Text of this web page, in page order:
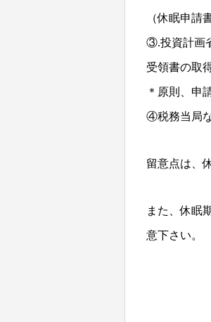
（休眠申請
③.投資計画
受領書の取
＊原則、申
④税務当局
留意点は、
また、休眠
意下さい。